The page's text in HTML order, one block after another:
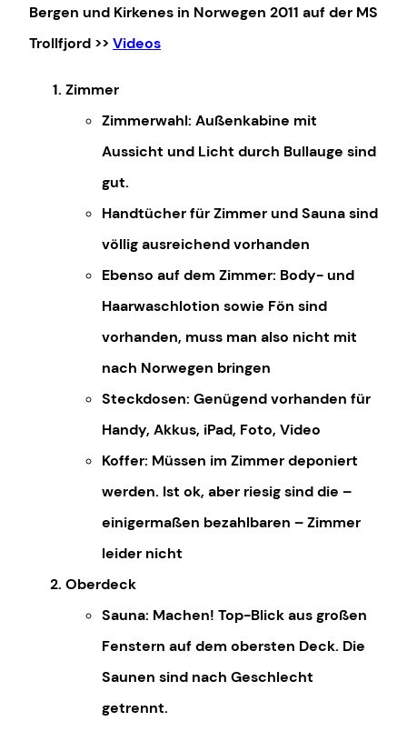
Bergen und Kirkenes in Norwegen 2011 auf der MS
Trollfjord >> Videos
Zimmer
Zimmerwahl: Außenkabine mit
Aussicht und Licht durch Bullauge sind
gut.
Handtücher für Zimmer und Sauna sind
völlig ausreichend vorhanden
Ebenso auf dem Zimmer: Body- und
Haarwaschlotion sowie Fön sind
vorhanden, muss man also nicht mit
nach Norwegen bringen
Steckdosen: Genügend vorhanden für
Handy, Akkus, iPad, Foto, Video
Koffer: Müssen im Zimmer deponiert
werden. Ist ok, aber riesig sind die –
einigermaßen bezahlbaren – Zimmer
leider nicht
Oberdeck
Sauna: Machen! Top-Blick aus großen
Fenstern auf dem obersten Deck. Die
Saunen sind nach Geschlecht
getrennt.